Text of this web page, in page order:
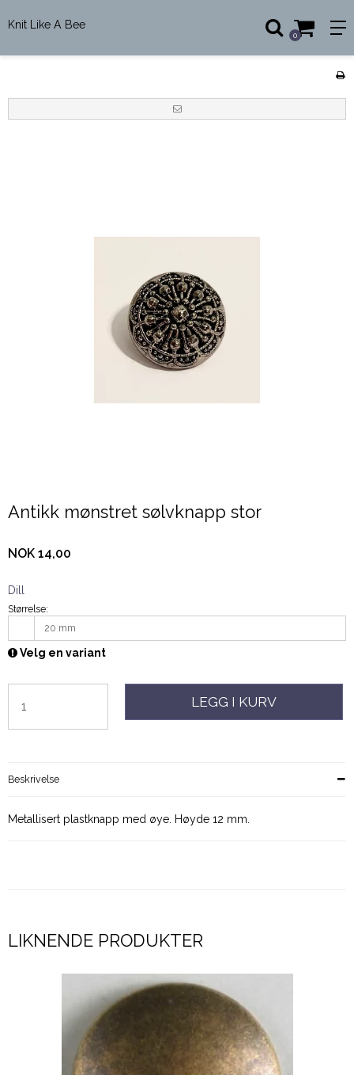
Knit Like A Bee
0
Antikk mønstret sølvknapp stor
NOK 14,00
Dill
Størrelse:
20 mm
Velg en variant
LEGG I KURV
Beskrivelse
Metallisert plastknapp med øye. Høyde 12 mm.
LIKNENDE PRODUKTER